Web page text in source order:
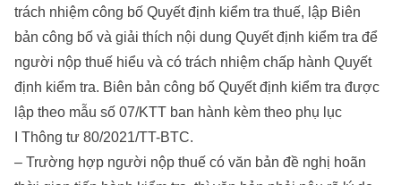
trách nhiệm công bố Quyết định kiểm tra thuế, lập Biên
bản công bố và giải thích nội dung Quyết định kiểm tra để
người nộp thuế hiểu và có trách nhiệm chấp hành Quyết
định kiểm tra. Biên bản công bố Quyết định kiểm tra được
lập theo mẫu số 07/KTT ban hành kèm theo phụ lục
I Thông tư 80/2021/TT-BTC.
– Trường hợp người nộp thuế có văn bản đề nghị hoãn